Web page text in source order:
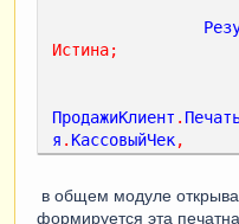
Истина;
ПродажиКлиент .
я . КассовыйЧек,
в общем модуле
формируется эта